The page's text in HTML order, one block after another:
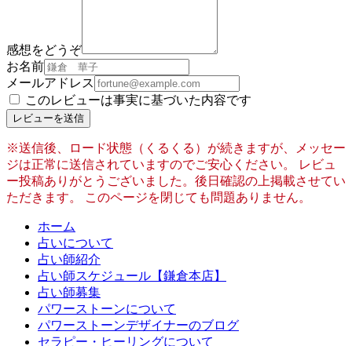
感想をどうぞ
お名前
メールアドレス
このレビューは事実に基づいた内容です
レビューを送信
※送信後、ロード状態（くるくる）が続きますが、メッセー
ジは正常に送信されていますのでご安心ください。 レビュ
ー投稿ありがとうございました。後日確認の上掲載させてい
ただきます。 このページを閉じても問題ありません。
ホーム
占いについて
占い師紹介
占い師スケジュール【鎌倉本店】
占い師募集
パワーストーンについて
パワーストーンデザイナーのブログ
セラピー・ヒーリングについて